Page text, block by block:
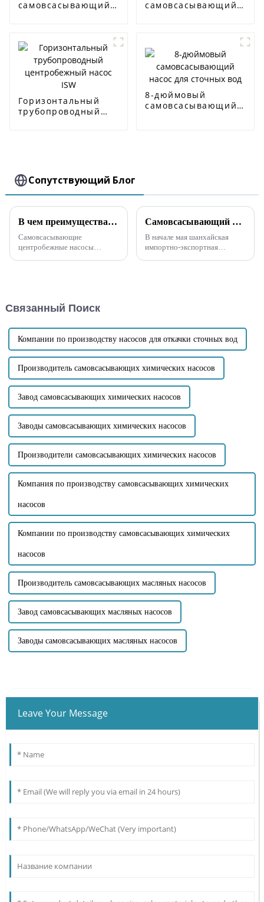
самовсасывающий
самовсасывающий
Горизонтальный
трубопроводный
8-дюймовый
самовсасывающий
Сопутствующий Блог
В чем преимущества самовсасывающих центробежных насосов?
Самовсасывающие
центробежные насосы
самовсасывающий
перекачивать жидкости с
низким уровнем жидкости или
жидкости в емкостях с...
Самовсасывающий насос для сточных вод с дизельным двигателем экспортируется в Малайзию
В начале мая шанхайская
импортно-экспортная
самовсасывающего насоса
для сточных вод SP-8...
Связанный Поиск
Компании по производству насосов для откачки сточных вод
Производитель самовсасывающих химических насосов
Завод самовсасывающих химических насосов
Заводы самовсасывающих химических насосов
Производители самовсасывающих химических насосов
Компания по производству самовсасывающих химических
насосов
Компании по производству самовсасывающих химических
насосов
Производитель самовсасывающих масляных насосов
Завод самовсасывающих масляных насосов
Заводы самовсасывающих масляных насосов
Leave Your Message